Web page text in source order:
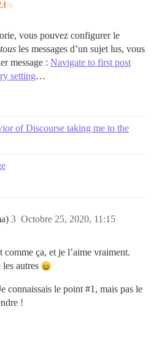
vous pouvez configurer le
tous les messages d’un sujet lus, vous
message : Navigate to first post
setting…
of Discourse taking me to the
Octobre 25, 2020, 11:15
3
comme ça, et je l’aime vraiment.
autres
connaissais le point #1 , mais pas le
!